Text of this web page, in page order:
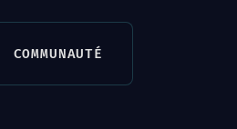
COMMUNAUTÉ